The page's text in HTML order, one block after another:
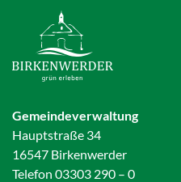
Gemeindeverwaltung
Hauptstraße 34
16547 Birkenwerder
Telefon 03303 290 – 0